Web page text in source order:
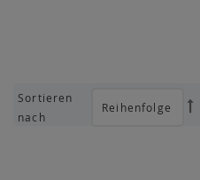
Sortieren
nach